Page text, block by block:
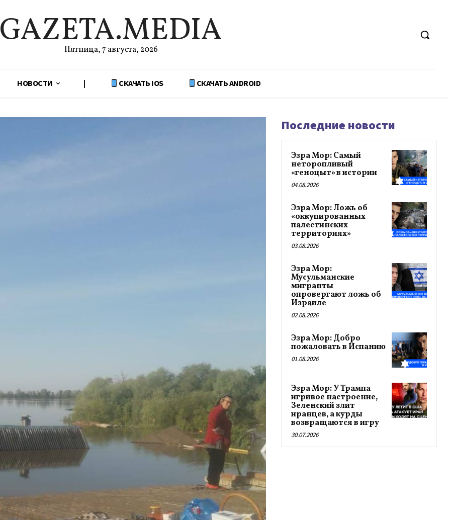
GAZETA.MEDIA
Пятница, 7 августа, 2026
НОВОСТИ | СКАЧАТЬ IOS СКАЧАТЬ ANDROID
Последние новости
Эзра Мор: Самый
неторопливый
«геноцыт» в истории
04.08.2026
Эзра Мор: Ложь об
«оккупированных
палестинских
территориях»
03.08.2026
Эзра Мор:
Мусульманские
мигранты
опровергают ложь об
Израиле
02.08.2026
Эзра Мор: Добро
пожаловать в Испанию
01.08.2026
Эзра Мор: У Трампа
игривое настроение,
Зеленский злит
иранцев, а курды
возвращаются в игру
30.07.2026